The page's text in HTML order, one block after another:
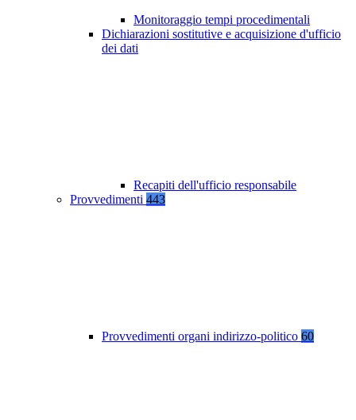
Monitoraggio tempi procedimentali
Dichiarazioni sostitutive e acquisizione d'ufficio
dei dati
Recapiti dell'ufficio responsabile
Provvedimenti 443
Provvedimenti organi indirizzo-politico 60